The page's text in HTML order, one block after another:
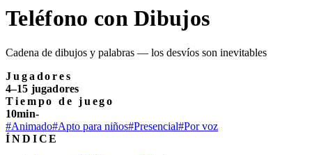
Teléfono con Dibujos
Cadena de dibujos y palabras — los desvíos son inevitables
Jugadores
4–15 jugadores
Tiempo de juego
10min-
#Animado#Apto para niños#Presencial#Por voz
ÍNDICE